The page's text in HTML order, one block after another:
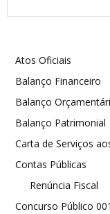
Atos Oficiais
Balanço Financeiro
Balanço
Balanço Patrimonial
Carta de Serviços
Contas Públicas
Renúncia Fiscal
Concurso Público